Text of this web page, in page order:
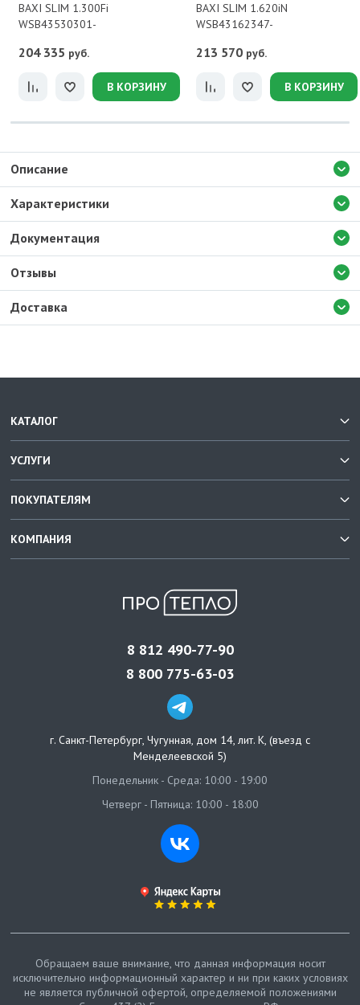
BAXI SLIM 1.300Fi
WSB43530301-
204 335 руб.
В КОРЗИНУ
BAXI SLIM 1.620iN
WSB43162347-
213 570 руб.
В КОРЗИНУ
Доставка
Описание
Характеристики
Документация
Отзывы
КАТАЛОГ
УСЛУГИ
ПОКУПАТЕЛЯМ
КОМПАНИЯ
8 812 490-77-90
8 800 775-63-03
г. Санкт-Петербург, Чугунная, дом 14, лит. К, (въезд с
Менделеевской 5)
Понедельник - Среда: 10:00 - 19:00
Четверг - Пятница: 10:00 - 18:00
Обращаем ваше внимание, что данная информация носит
исключительно информационный характер и ни при каких условиях
не является публичной офертой, определяемой положениями